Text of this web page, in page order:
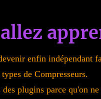
allez
enfin indépendant
de Compresseurs.
plugins parce qu'on